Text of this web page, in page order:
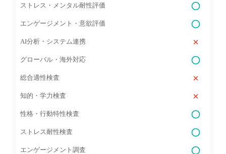
ストレス・メンタル耐性評価
エンゲージメント・意欲評価
AI分析・システム連携
グローバル・海外対応
総合適性検査
知的・学力検査
性格・行動特性検査
ストレス耐性検査
エンゲージメント調査